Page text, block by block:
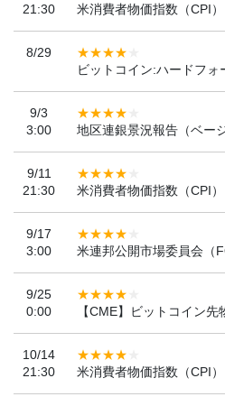
21:30
米消費者物価指数（CPI
8/29
ビットコイン:ハードフォ
9/3
3:00
地区連銀景況報告（ベー
9/11
21:30
米消費者物価指数（CPI
9/17
3:00
米連邦公開市場委員会（
9/25
0:00
【CME】ビットコイン先
10/14
21:30
米消費者物価指数（CPI